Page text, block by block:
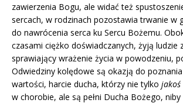
zawierzenia Bogu, ale wi­dać też
sercach, w rodzinach pozostawia trwa­nie w
do nawrócenia serca ku Sercu Bożemu.
czasami ciężko doświadcza­nych, żyją ludzie
sprawiający wrażenie życia w powodzeniu,
Odwiedziny kolędowe są okazją do
warto­ści, harcie ducha, którzy nie tylko
w chorobie, ale są peł­ni Ducha Bożego,